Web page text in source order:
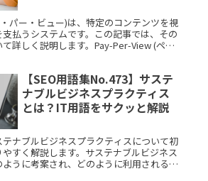
パー・ビュー)は、特定のコンテンツを視
払うシステムです。この記事では、その
詳しく説明します。Pay-Per-View (ペ
【SEO用語集No.473】サステ
ナブルビジネスプラクティス
とは？IT用語をサクッと解説
ナブルビジネスプラクティスについて初
すく解説します。サステナブルビジネス
うに考案され、どのように利用されるの